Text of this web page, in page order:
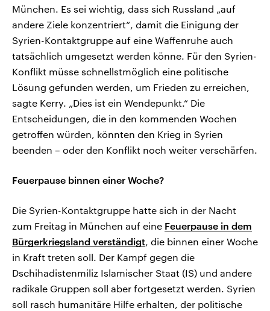
München. Es sei wichtig, dass sich Russland „auf
andere Ziele konzentriert“, damit die Einigung der
Syrien-Kontaktgruppe auf eine Waffenruhe auch
tatsächlich umgesetzt werden könne. Für den Syrien-
Konflikt müsse schnellstmöglich eine politische
Lösung gefunden werden, um Frieden zu erreichen,
sagte Kerry. „Dies ist ein Wendepunkt.“ Die
Entscheidungen, die in den kommenden Wochen
getroffen würden, könnten den Krieg in Syrien
beenden – oder den Konflikt noch weiter verschärfen.
Feuerpause binnen einer Woche?
Die Syrien-Kontaktgruppe hatte sich in der Nacht
zum Freitag in München auf eine Feuerpause in dem
Bürgerkriegsland verständigt, die binnen einer Woche
in Kraft treten soll. Der Kampf gegen die
Dschihadistenmiliz Islamischer Staat (IS) und andere
radikale Gruppen soll aber fortgesetzt werden. Syrien
soll rasch humanitäre Hilfe erhalten, der politische